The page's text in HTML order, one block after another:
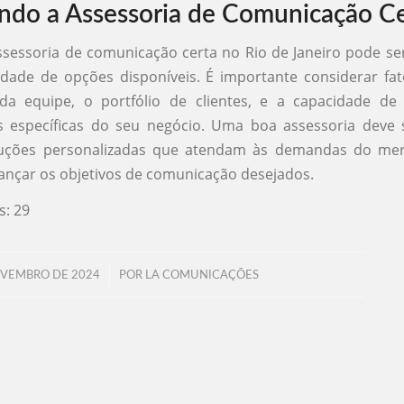
a Assessoria de Comunicação
de comunicação certa no Rio de Janeiro pode
de opções disponíveis. É importante considerar
equipe, o portfólio de clientes, e a capacidade de
específicas do seu negócio. Uma boa assessoria deve
personalizadas que atendam às demandas do
os objetivos de comunicação desejados.
29
DE 2024
/ POR LA COMUNICAÇÕES